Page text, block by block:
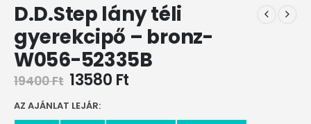
D.D.Step lány téli
gyerekcipő – bronz-
W056-52335B
19400Ft 13580 Ft
AZ AJÁNLAT LEJÁR: